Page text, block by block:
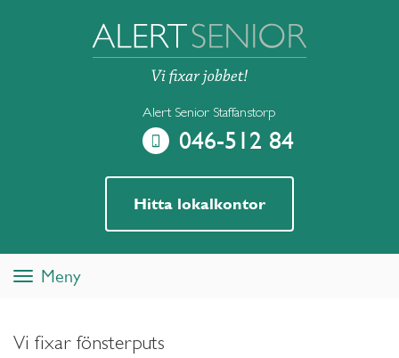
Alert Senior Staffanstorp
046-512 84
Hitta lokalkontor
ToggleMeny
Vi fixar fönsterputs